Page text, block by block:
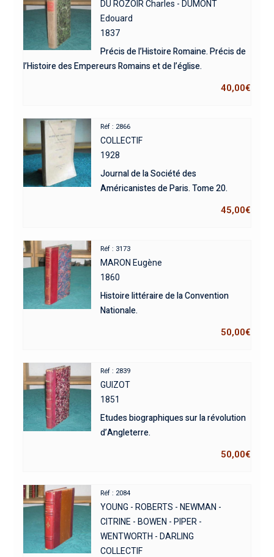
DU ROZOIR Charles - DUMONT
Edouard
1837
Précis de l’Histoire Romaine. Précis de
l’Histoire des Empereurs Romains et de l’église.
40,00€
Réf : 2866
COLLECTIF
1928
Journal de la Société des
Américanistes de Paris. Tome 20.
45,00€
Réf : 3173
MARON Eugène
1860
Histoire littéraire de la Convention
Nationale.
50,00€
Réf : 2839
GUIZOT
1851
Etudes biographiques sur la révolution
d’Angleterre.
50,00€
Réf : 2084
YOUNG - ROBERTS - NEWMAN -
CITRINE - BOWEN - PIPER -
WENTWORTH - DARLING
COLLECTIF